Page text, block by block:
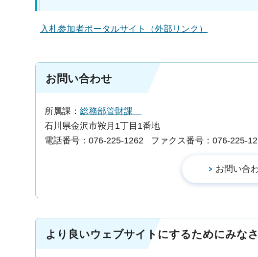
入札参加者ポータルサイト（外部リンク）
お問い合わせ
所属課： 総務部管財課
石川県金沢市鞍月1丁目1番地
電話番号：076-225-1262
ファクス番号：076-225-
より良いウェブサイトにするためにみな